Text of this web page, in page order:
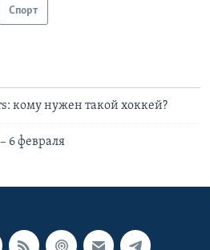
Спорт
кому нужен такой хоккей?
6 февраля